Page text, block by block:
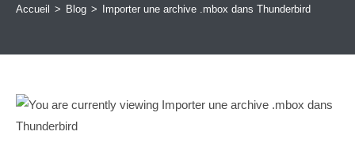
Accueil > Blog > Importer une archive .mbox dans Thunderbird